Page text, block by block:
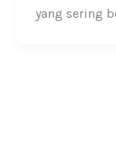
yang sering